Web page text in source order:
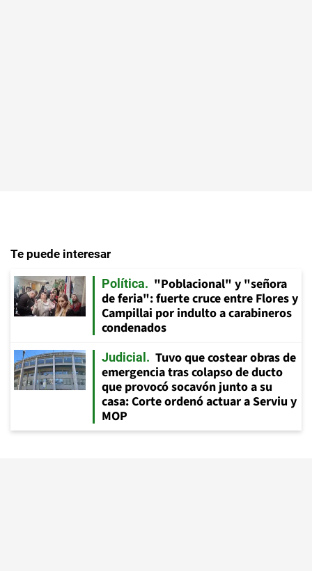
Te puede interesar
Política
"Poblacional" y "señora
de feria": fuerte cruce entre Flores y
Campillai por indulto a carabineros
condenados
Judicial
Tuvo que costear obras de
emergencia tras colapso de ducto
que provocó socavón junto a su
casa: Corte ordenó actuar a Serviu y
MOP